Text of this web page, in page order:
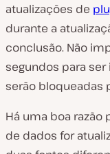
atualizações de
durante a
conclusão. Não
segundos para ser
serão bloqueadas
Há uma boa razão
de dados for